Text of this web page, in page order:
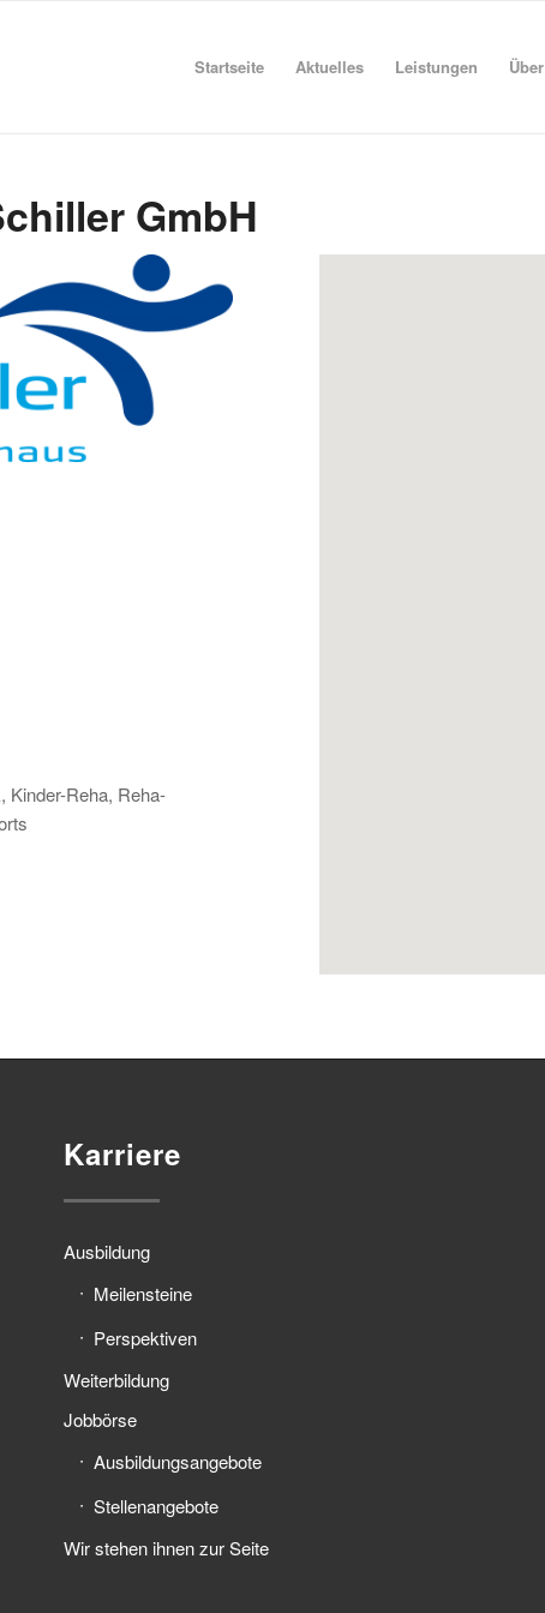
Startseite Aktuelles Leistungen
GmbH
Kinder-Reha, Reha-
Karriere
Ausbildung
Meilensteine
Perspektiven
Weiterbildung
Jobbörse
Ausbildungsangebote
Stellenangebote
Wir stehen ihnen zur Seite